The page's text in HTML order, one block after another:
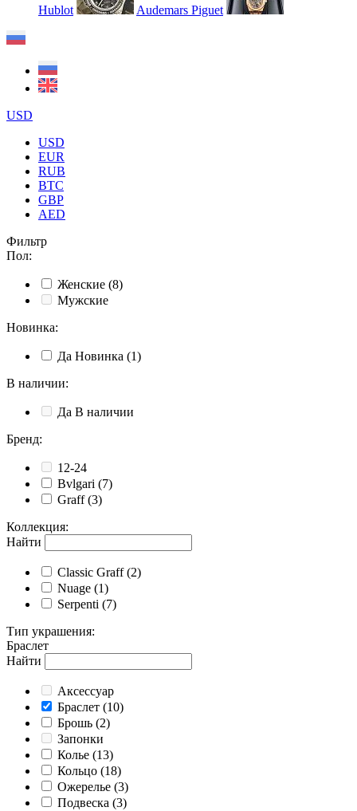
Hublot Audemars Piguet
USD
USD
EUR
RUB
BTC
GBP
AED
Фильтр
Пол:
Женские (8)
Мужские
Новинка:
Да Новинка (1)
В наличии:
Да В наличии
Бренд:
12-24
Bvlgari (7)
Graff (3)
Коллекция:
Найти
Classic Graff (2)
Nuage (1)
Serpenti (7)
Тип украшения:
Браслет
Найти
Аксессуар
Браслет (10)
Брошь (2)
Запонки
Колье (13)
Кольцо (18)
Ожерелье (3)
Подвеска (3)